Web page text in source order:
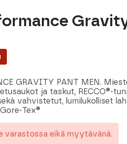
GRAVITY PANT MEN.
ja taskut, RECCO®-
vahvistetut, lumilukolliset
Tex®
varastossa eikä myytävänä.